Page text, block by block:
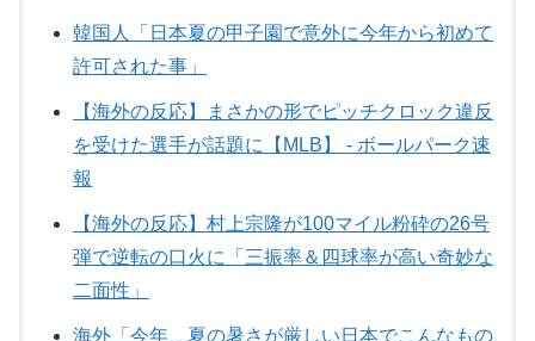
韓国人「日本夏の甲子園で意外に今年から初めて
許可された事」
【海外の反応】まさかの形でピッチクロック違反
を受けた選手が話題に【MLB】 - ボールパーク速
報
【海外の反応】村上宗隆が100マイル粉砕の26号
弾で逆転の口火に「三振率＆四球率が高い奇妙な
二面性」
海外「今年、夏の暑さが厳しい日本でこんなもの